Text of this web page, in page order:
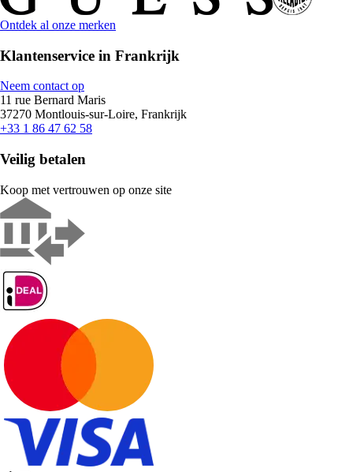
Ontdek al onze merken
Klantenservice in Frankrijk
Neem contact op
11 rue Bernard Maris
37270 Montlouis-sur-Loire, Frankrijk
+33 1 86 47 62 58
Veilig betalen
Koop met vertrouwen op onze site